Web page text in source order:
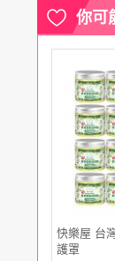
寢具
家具
Apple
小
週邊
保養
彩妝
你可
快樂屋 台
護罩